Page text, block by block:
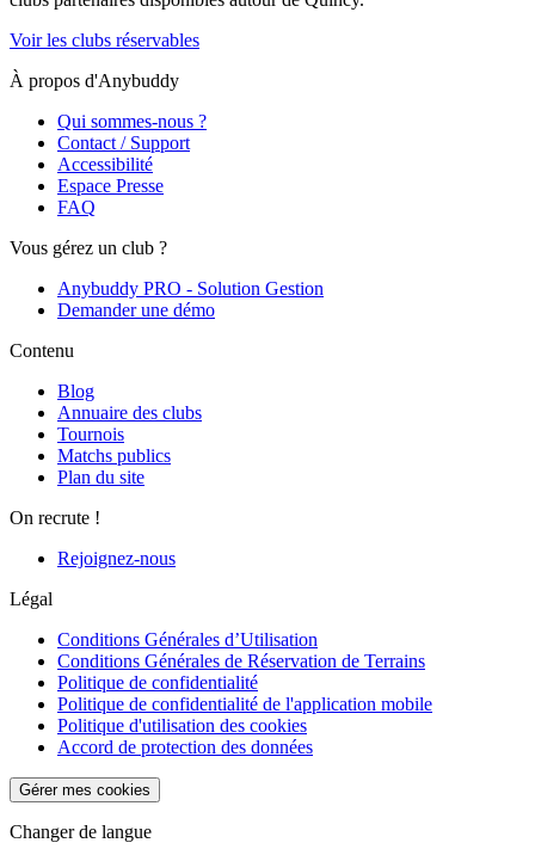
Voir les clubs réservables
À propos d'Anybuddy
Qui sommes-nous ?
Contact / Support
Accessibilité
Espace Presse
FAQ
Vous gérez un club ?
Anybuddy PRO - Solution Gestion
Demander une démo
Contenu
Blog
Annuaire des clubs
Tournois
Matchs publics
Plan du site
On recrute !
Rejoignez-nous
Légal
Conditions Générales d’Utilisation
Conditions Générales de Réservation de Terrains
Politique de confidentialité
Politique de confidentialité de l'application mobile
Politique d'utilisation des cookies
Accord de protection des données
Gérer mes cookies
Changer de langue